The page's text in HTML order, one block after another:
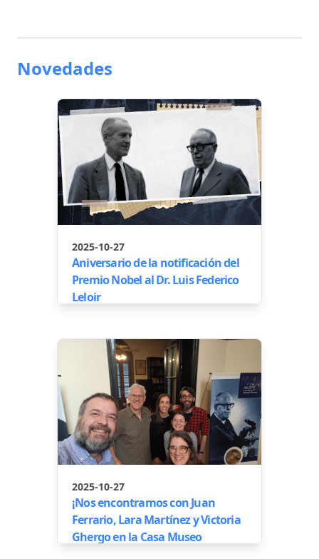
Novedades
2025-10-27
Aniversario de la notificación del
Premio Nobel al Dr. Luis Federico
Leloir
2025-10-27
¡Nos encontramos con Juan
Ferrario, Lara Martínez y Victoria
Ghergo en la Casa Museo